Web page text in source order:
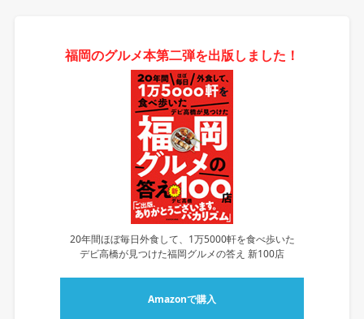
福岡のグルメ本第二弾を出版しました！
20年間ほぼ毎日外食して、1万5000軒を食べ歩いた
デビ高橋が見つけた福岡グルメの答え 新100店
Amazonで購入